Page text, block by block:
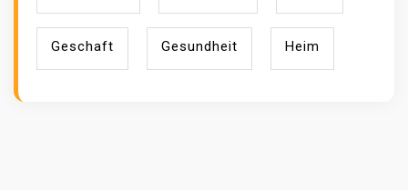
Geschaft Gesundheit Heim